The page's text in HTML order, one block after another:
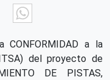
Twitter
CONFORMIDAD a la
del proyecto de
DE PISTAS,